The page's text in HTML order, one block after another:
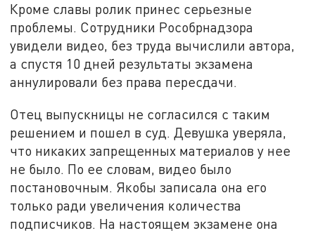
Кроме славы ролик принес серьезные
проблемы. Сотрудники Рособрнадзора
увидели видео, без труда вычислили автора,
а спустя 10 дней результаты экзамена
аннулировали без права пересдачи.
Отец выпускницы не согласился с таким
решением и пошел в суд. Девушка уверяла,
что никаких запрещенных материалов у нее
не было. По ее словам, видео было
постановочным. Якобы записала она его
только ради увеличения количества
подписчиков. На настоящем экзамене она